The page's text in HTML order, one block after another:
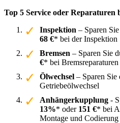
Top 5 Service oder Reparaturen
Inspektion – Sparen
68 €* bei der Inspektion
Bremsen – Sparen Sie
€* bei Bremsreparaturen
Ölwechsel – Sparen
Getriebeölwechsel
Anhängerkupplung -
13%* oder 151 €* bei
Montage und Codierung